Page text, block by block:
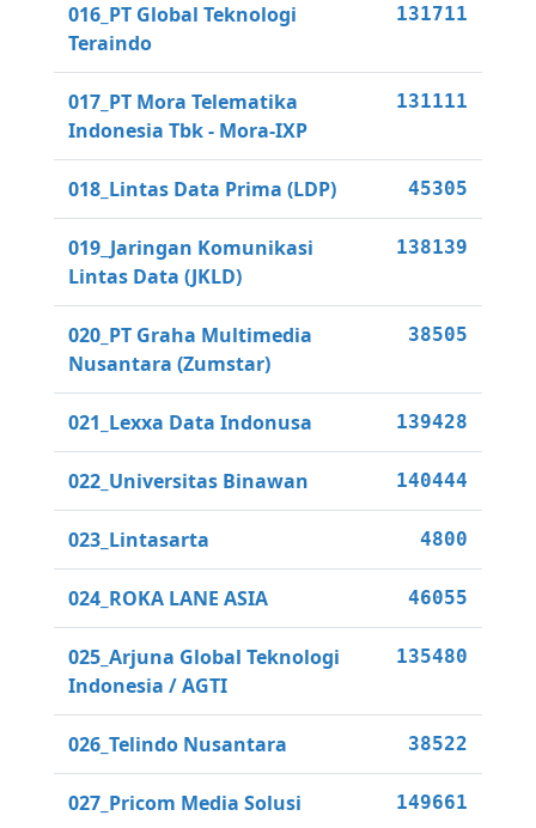
016_PT Global Teknologi
Teraindo
131711
017_PT Mora Telematika
Indonesia Tbk - Mora-IXP
131111
018_Lintas Data Prima (LDP) 45305
019_Jaringan Komunikasi
Lintas Data (JKLD)
138139
020_PT Graha Multimedia
Nusantara (Zumstar)
38505
021_Lexxa Data Indonusa 139428
022_Universitas Binawan 140444
023_Lintasarta 4800
024_ROKA LANE ASIA 46055
025_Arjuna Global Teknologi
Indonesia / AGTI
135480
026_Telindo Nusantara 38522
027_Pricom Media Solusi 149661